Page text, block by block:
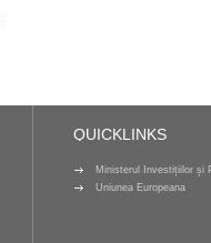
QUICKLINKS
Ministerul Investițiilor și
Uniunea Europeana